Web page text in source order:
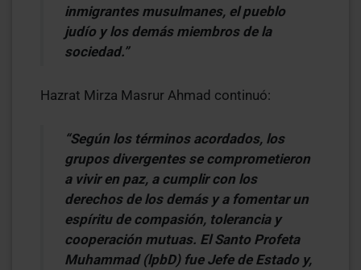
inmigrantes musulmanes, el pueblo
judío y los demás miembros de la
sociedad.”
Hazrat Mirza Masrur Ahmad continuó:
“Según los términos acordados, los
grupos divergentes se comprometieron
a vivir en paz, a cumplir con los
derechos de los demás y a fomentar un
espíritu de compasión, tolerancia y
cooperación mutuas. El Santo Profeta
Muhammad (lpbD) fue Jefe de Estado y,